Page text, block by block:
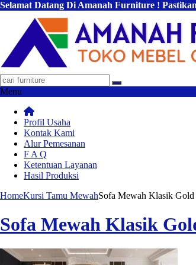
Selamat Datang Di Amanah Furniture !
Menu
Profil Usaha
Kontak Kami
Alur Pemesanan
F A Q
Ketentuan Layanan
Hasil Produksi
HomeKursi Tamu MewahSofa Mewah Klasik Gold
Sofa Mewah Klasik